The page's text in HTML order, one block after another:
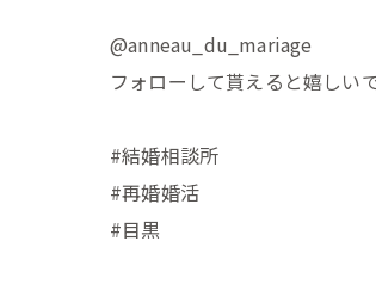
@anneau_du_mariage
フォローして貰えると嬉しい
#結婚相談所
#再婚婚活
#目黒